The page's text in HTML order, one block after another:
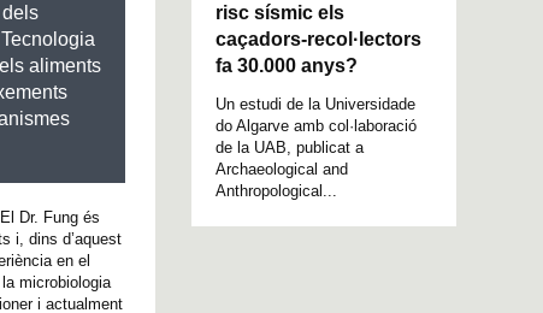
aliments
Dr. Fung és
i, dins d’aquest
en el
microbiologia
i actualment
risc sísmic els
caçadors-recol·lectors
fa 30.000 anys?
Un estudi de la Universidade
do Algarve amb col·laboració
de la UAB, publicat a
Archaeological and
Anthropological...